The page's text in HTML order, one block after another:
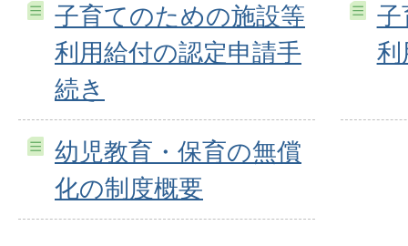
子育てのための施設等
利用給付の認定申請手
続き
子
利
幼児教育・保育の無償
化の制度概要